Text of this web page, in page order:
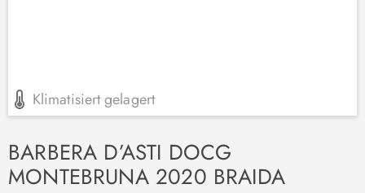
Klimatisiert gelagert
BARBERA D’ASTI DOCG
MONTEBRUNA 2020 BRAIDA